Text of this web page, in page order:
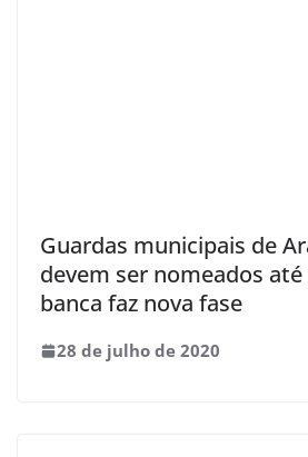
Guardas municipais de
devem ser nomeados
banca faz nova fase
28 de julho de 2020